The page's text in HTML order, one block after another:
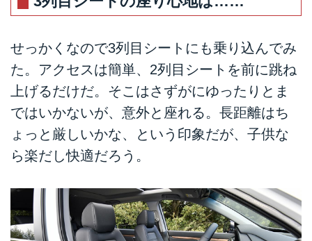
せっかくなので3列目シートにも乗り込んでみ
た。アクセスは簡単、2列目シートを前に跳ね
上げるだけだ。そこはさずがにゆったりとま
ではいかないが、意外と座れる。長距離はち
ょっと厳しいかな、という印象だが、子供な
ら楽だし快適だろう。